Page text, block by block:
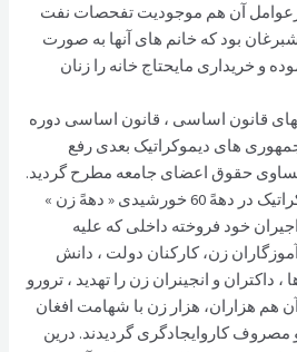
آن هم موجودیت تفحصات نفت
بود که خانم های آنها به صورت
و خریداری مایحتاج خانه را زنان
قانون اساسی ، قانون اساسی دوره
های دیموکراتیک بعدی رفع
حقوق اعضای جامعه مطرح گردید.
طبق قانون جمهوری دیموکراتیک در دههً 60 خورشیدی « دههً زن »
خود فروخته داخلی که علیه
زن، کارکنان دولت ، دانش
داکتران و انجینران زن را تهدید ، ترورو
هم هزاران، هزار زن با شهامت افغان
مصروف کاروایجادگری گردیدند. درین